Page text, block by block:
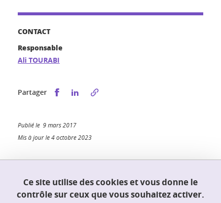
CONTACT
Responsable
Ali TOURABI
Partager Partager sur Facebook
Partager sur LinkedIn
Publié le 9 mars 2017
Mis à jour le 4 octobre 2023
UFR PhITEM (Physique, Ingénierie, Terre,
Environnement, Mécanique)
Ce site utilise des cookies et vous donne le
contrôle sur ceux que vous souhaitez activer.